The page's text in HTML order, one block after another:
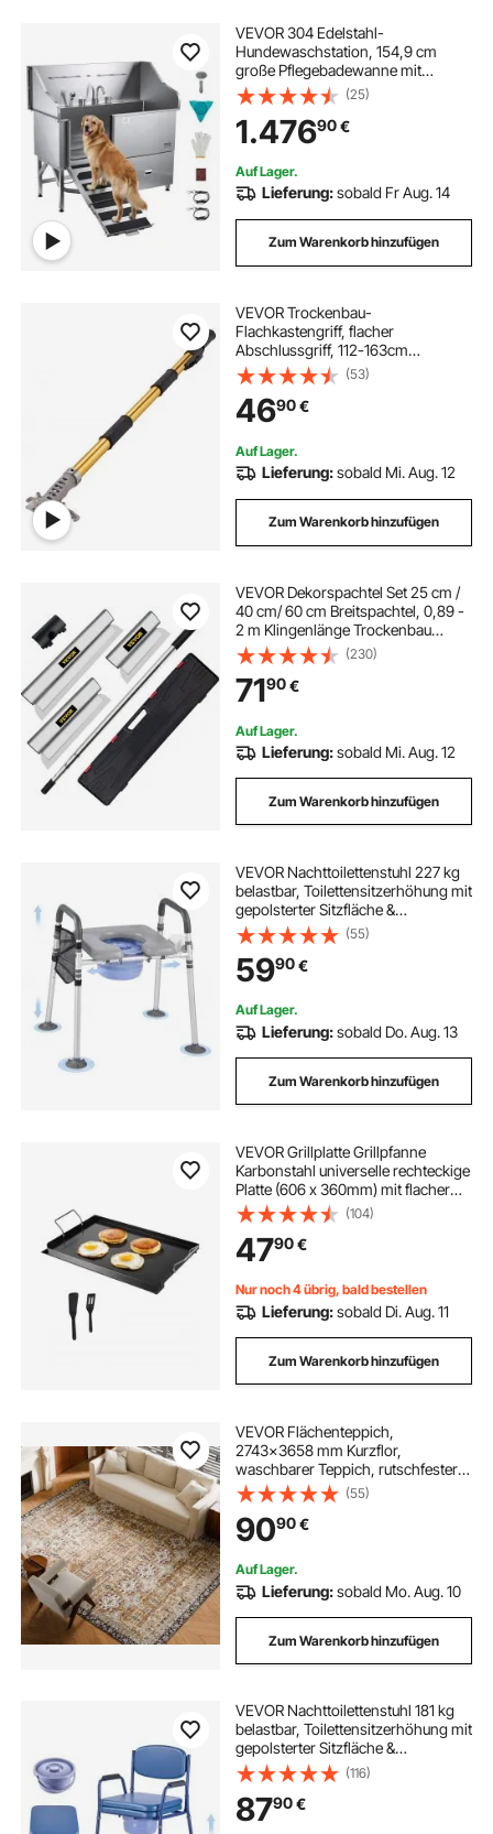
VEVOR 304 Edelstahl-
Hundewaschstation, 154,9 cm
große Pflegebadewanne mit
rutschfester, flacher Rampe,
Schublade, Warm- und
Kaltwasserhahn, All-in-One-
Badewanne für Pflegesalons, für
alle Größen geeignet (rechte Tür)
(25)
1.47690€
Auf Lager.
Lieferung:sobald Fr Aug. 14
Zum Warenkorb hinzufügen
VEVOR Trockenbau-
Flachkastengriff, flacher
Abschlussgriff, 112-163cm
ausziehbar, Farbe(53)
4690€
Auf Lager.
Lieferung:sobald Mi. Aug. 12
Zum Warenkorb hinzufügen
VEVOR Dekorspachtel Set 25 cm /
40 cm/ 60 cm Breitspachtel, 0,89 -
2 m Klingenlänge Trockenbau
Flächenspachtel, 0,5 mm
Klingenstärke Fassadenspachtel
aus Edelstahl, ergonomischer Griff
Gipserspachtel
(230)
7190€
Auf Lager.
Lieferung:sobald Mi. Aug. 12
Zum Warenkorb hinzufügen
VEVOR Nachttoilettenstuhl 227 kg
belastbar, Toilettensitzerhöhung mit
gepolsterter Sitzfläche &
Rückenlehne, abnehmbarer 5 L
Eimer, höhenverstellbarer
Toilettenstuhl für Senior
Erwachsene
(55)
5990€
Auf Lager.
Lieferung:sobald Do. Aug. 13
Zum Warenkorb hinzufügen
VEVOR Grillplatte Grillpfanne
Karbonstahl universelle rechteckige
Platte (606 x 360mm) mit flacher
Oberseite, Gasgrill-Grillplatte für
BBQ-Grill Teppanyaki, tragbares
Familienkochgeschirr mit Griff
(104)
4790€
Nur noch 4 übrig, bald bestellen
Lieferung:sobald Di. Aug. 11
Zum Warenkorb hinzufügen
VEVOR Flächenteppich,
2743x3658 mm Kurzflor,
waschbarer Teppich, rutschfester
Wohnzimmerteppich im Vintage-
Stil, Innenmatte für Schlafzimmer,
Wohnzimmer, Kinderzimmer, Büro,
Braungrün
(55)
9090€
Auf Lager.
Lieferung:sobald Mo. Aug. 10
Zum Warenkorb hinzufügen
VEVOR Nachttoilettenstuhl 181 kg
belastbar, Toilettensitzerhöhung mit
gepolsterter Sitzfläche &
Rückenlehne, abnehmbarer 5 L
Eimer, höhenverstellbarer
Toilettenstuhl (815-915 mm) für
Erwachsene
(116)
8790€